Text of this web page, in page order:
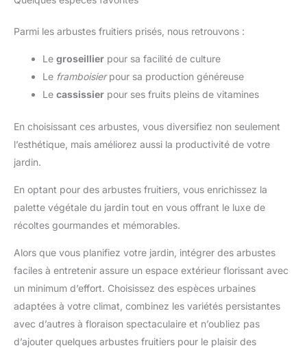
Parmi les arbustes fruitiers prisés, nous retrouvons :
Le groseillier pour sa facilité de culture
Le framboisierpour sa production généreuse
Le cassissier pour ses fruits pleins de vitamines
En choisissant ces arbustes, vous diversifiez non seulement
l’esthétique, mais améliorez aussi la productivité de votre
jardin.
En optant pour des arbustes fruitiers, vous enrichissez la
palette végétale du jardin tout en vous offrant le luxe de
récoltes gourmandes et mémorables.
Alors que vous planifiez votre jardin, intégrer des arbustes
faciles à entretenir assure un espace extérieur florissant avec
un minimum d’effort. Choisissez des espèces urbaines
adaptées à votre climat, combinez les variétés persistantes
avec d’autres à floraison spectaculaire et n’oubliez pas
d’ajouter quelques arbustes fruitiers pour le plaisir des